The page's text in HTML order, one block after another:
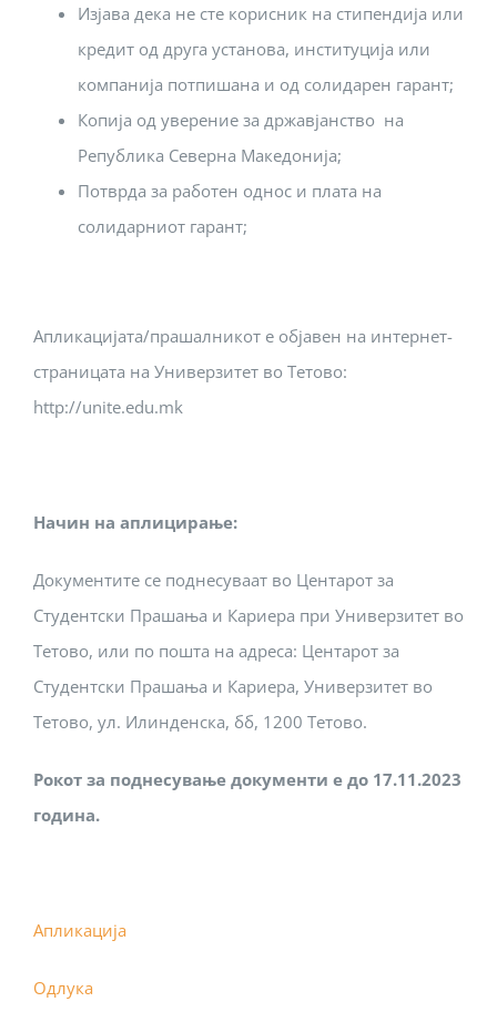
Изјава дека не сте корисник на стипендија или
кредит од друга установа, институција или
компанија потпишана и од солидарен гарант;
Копија од уверение за државјанство на
Република Северна Македонија;
Потврда за работен однос и плата на
солидарниот гарант;
Апликацијата/прашалникот е објавен на интернет-
страницата на Универзитет во Тетово:
http://unite.edu.mk
Начин на аплицирање:
Документите се поднесуваат во Центарот за
Студентски Прашања и Кариера при Универзитет во
Тетово, или по пошта на адреса: Центарот за
Студентски Прашања и Кариера, Универзитет во
Тетово, ул. Илинденска, бб, 1200 Тетово.
Рокот за поднесување документи е до 17.11.2023
година.
Апликација
Одлука